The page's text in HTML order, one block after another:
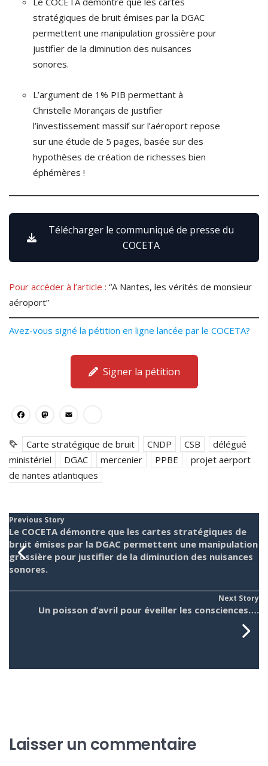
stratégiques de bruit émises par la DGAC
permettent une manipulation grossière pour
justifier de la diminution des nuisances
sonores.
L’argument de 1% PIB permettant à
Christelle Morançais de justifier
l’investissement massif sur l’aéroport repose
sur une étude de 5 pages, basée sur des
hypothèses de création de richesses bien
éphémères !
Télécharger le communiqué de presse du
COCETA
Pour accéder à l’article : “A Nantes, les vérités de monsieur
aéroport”
Avez-vous signé la pétition en ligne lancée par le COCETA?
Signer la pétition
Facebook
Mastodon
Carte stratégique de bruit CNDP CSB
délégué
ministériel
DGAC mercenier PPBE
projet aerport
de nantes atlantiques
Previous Story
Le COCETA démontre que les cartes stratégiques de
bruit émises par la DGAC permettent une manipulation
grossière pour justifier de la diminution des nuisances
sonores.
Next Story
Un poisson d’avril pour éveiller les consciences….
Laisser un commentaire